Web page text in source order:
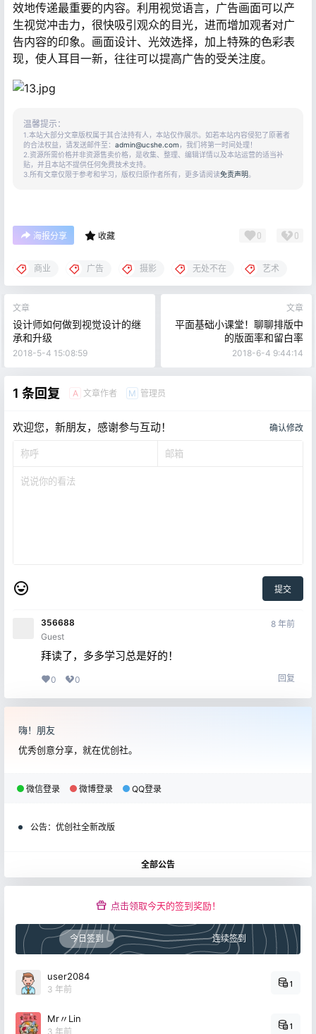
效地传递最重要的内容。利用视觉语言，广告画面可以产
生视觉冲击力，很快吸引观众的目光，进而增加观者对广
告内容的印象。画面设计、光效选择，加上特殊的色彩表
现，使人耳目一新，往往可以提高广告的受关注度。
温馨提示：
1.本站大部分文章版权属于其合法持有人，本站仅作展示。如若本站内容侵犯了原著者
的合法权益，请发送邮件至： admin@ucshe.com ，我们将第一时间处理！
2.资源所需价格并非资源售卖价格，是收集、整理、编辑详情以及本站运营的适当补
贴，并且本站不提供任何免费技术支持。
3.所有文章仅限于参考和学习，版权归原作者所有，更多请阅读免责声明。
海报分享 收藏 0 0
商业 广告 摄影 无处不在 艺术
文章
设计师如何做到视觉设计的继
承和升级
2018-5-4 15:08:59
文章
平面基础小课堂！聊聊排版中
的版面率和留白率
2018-6-4 9:44:14
1 条回复 A 文章作者 M 管理员
欢迎您，新朋友，感谢参与互动！ 确认修改
提交
356688
Guest
8 年前
拜读了，多多学习总是好的！
0 0 回复
嗨！朋友
优秀创意分享，就在优创社。
微信登录 微博登录 QQ登录
公告： 优创社全新改版
全部公告
点击领取今天的签到奖励！
今日签到 连续签到
user2084
3 年前
1
Mr〃Lin
3 年前
1